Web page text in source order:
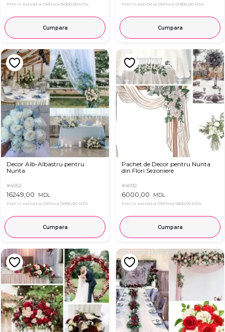
Pret in aplicatia OkFlora 34300,00 MDL
Cumpara
Pret in aplicatia OkFlora 27800,00 MDL
Cumpara
Decor Alb-Albastru pentru
Nunta
#4052
16249,00 MDL
Pret in aplicatia OkFlora 15900,00 MDL
Cumpara
Pachet de Decor pentru Nunta
din Flori Sezoniere
#4092
6000,00 MDL
Pret in aplicatia OkFlora 5800,00 MDL
Cumpara